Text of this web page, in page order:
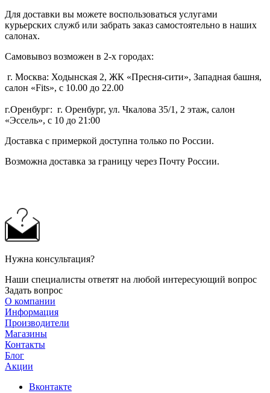
Для доставки вы можете воспользоваться услугами
курьерских служб или забрать заказ самостоятельно в наших
салонах.
Самовывоз возможен в 2-х городах:
г. Москва: Ходынская 2, ЖК «Пресня-сити», Западная башня,
салон «Fits», с 10.00 до 22.00
г.Оренбург: г. Оренбург, ул. Чкалова 35/1, 2 этаж, салон
«Эссель», с 10 до 21:00
Доставка с примеркой доступна только по России.
Возможна доставка за границу через Почту России.
Нужна консультация?
Наши специалисты ответят на любой интересующий вопрос
Задать вопрос
О компании
Информация
Производители
Магазины
Контакты
Блог
Акции
Вконтакте